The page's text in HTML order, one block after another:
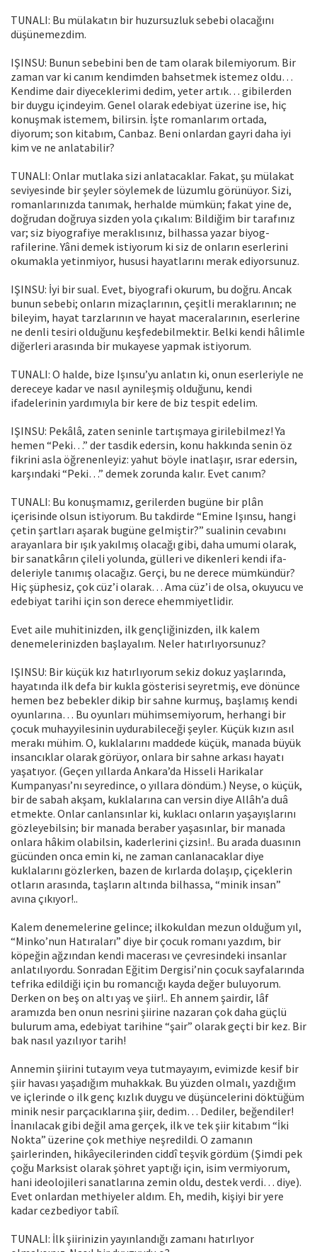
TUNALI: Bu mülakatın bir huzursuzluk sebebi olacağını
düşünemezdim.
IŞINSU: Bunun sebebini ben de tam olarak bilemiyorum. Bir
zaman var ki canım kendimden bahsetmek istemez oldu…
Kendime dair diyecek­lerimi dedim, yeter artık… gibilerden
bir duygu içindeyim. Genel olarak edebiyat üzerine ise, hiç
konuşmak istemem, bilirsin. İşte romanlarım orta­da,
diyorum; son kitabım, Canbaz. Beni onlardan gayri daha iyi
kim ve ne anlatabilir?
TUNALI: Onlar mutlaka sizi anlatacaklar. Fakat, şu mülakat
seviyesinde bir şeyler söylemek de lüzumlu görünüyor. Sizi,
romanlarınızda tanımak, herhalde mümkün; fakat yine de,
doğrudan doğruya sizden yola çıkalım: Bildiğim bir tarafınız
var; siz biyografiye meraklısınız, bilhassa yazar biyog­
rafilerine. Yâni demek istiyorum ki siz de onların eserlerini
okumakla yetin­miyor, hususi hayatlarını merak ediyorsunuz.
IŞINSU: İyi bir sual. Evet, biyografi okurum, bu doğru. Ancak
bunun sebebi; onların mizaçlarının, çeşitli meraklarının; ne
bileyim, hayat tarz­larının ve hayat maceralarının, eserlerine
ne denli tesiri olduğunu keşfedebilmektir. Belki kendi hâlimle
diğerleri arasında bir mukayese yapmak is­tiyorum.
TUNALI: O halde, bize Işınsu’yu anlatın ki, onun eserleriyle ne
derece­ye kadar ve nasıl aynileşmiş olduğunu, kendi
ifadelerinin yardımıyla bir kere de biz tespit edelim.
IŞINSU: Pekâlâ, zaten seninle tartışmaya girilebilmez! Ya
hemen “Peki…” der tasdik edersin, konu hakkında senin öz
fikrini asla öğrenenle­yiz: yahut böyle inatlaşır, ısrar edersin,
karşındaki “Peki…” demek zorunda kalır. Evet canım?
TUNALI: Bu konuşmamız, gerilerden bugüne bir plân
içerisinde olsun istiyorum. Bu takdirde “Emine Işınsu, hangi
çetin şartları aşarak bugüne gelmiştir?” sualinin cevabını
arayanlara bir ışık yakılmış olacağı gibi, daha umumi olarak,
bir sanatkârın çileli yolunda, gülleri ve dikenleri kendi ifa­
deleriyle tanımış olacağız. Gerçi, bu ne derece mümkündür?
Hiç şüphesiz, çok cüz’i olarak… Ama cüz’i de olsa, okuyucu ve
edebiyat tarihi için son derece ehemmiyetlidir.
Evet aile muhitinizden, ilk gençliğinizden, ilk kalem
denemelerinizden başlayalım. Neler hatırlıyorsunuz?
IŞINSU: Bir küçük kız hatırlıyorum sekiz dokuz yaşlarında,
hayatında ilk defa bir kukla gösterisi seyretmiş, eve dönünce
hemen bez bebekler di­kip bir sahne kurmuş, başlamış kendi
oyunlarına… Bu oyunları mühimsemiyorum, herhangi bir
çocuk muhayyilesinin uydurabileceği şeyler. Küçük kızın asıl
merakı mühim. O, kuklalarını maddede küçük, manada büyük
in­sancıklar olarak görüyor, onlara bir sahne arkası hayatı
yaşatıyor. (Geçen yıllarda Ankara’da Hisseli Harikalar
Kumpanyası’nı seyredince, o yıllara döndüm.) Neyse, o küçük,
bir de sabah akşam, kuklalarına can versin diye Allâh’a duâ
etmekte. Onlar canlansınlar ki, kuklacı onların yaşayışlarını
göz­leyebilsin; bir manada beraber yaşasınlar, bir manada
onlara hâkim olabilsin, kaderlerini çizsin!.. Bu arada duasının
gücünden onca emin ki, ne zaman canlanacaklar diye
kuklalarını gözlerken, bazen de kırlarda dolaşıp, çiçekle­rin
otların arasında, taşların altında bilhassa, “minik insan”
avına çıkıyor!..
Kalem denemelerine gelince; ilkokuldan mezun olduğum yıl,
“Minko’nun Hatıraları” diye bir çocuk romanı yazdım, bir
köpeğin ağzından kendi macerası ve çevresindeki insanlar
anlatılıyordu. Sonradan Eğitim Dergisi’nin çocuk sayfalarında
tefrika edildiği için bu romancığı kayda değer buluyorum.
Derken on beş on altı yaş ve şiir!.. Eh annem şairdir, lâf
aramızda ben onun nesrini şiirine nazaran çok daha güçlü
bulurum ama, edebiyat tarihine “şair” olarak geçti bir kez. Bir
bak nasıl yazılıyor tarih!
Annemin şiirini tutayım veya tutmayayım, evimizde kesif bir
şiir havası yaşadığım muhakkak. Bu yüzden olmalı, yazdığım
ve içlerinde o ilk genç kızlık duygu ve düşüncelerini döktüğüm
minik nesir parçacıklarına şiir, dedim… Dediler, beğendiler!
İnanılacak gibi değil ama gerçek, ilk ve tek şiir kitabım “İki
Nokta” üzerine çok methiye neşredildi. O zamanın
şairlerinden, hikâyecilerinden ciddî teşvik gördüm (Şimdi pek
çoğu Marksist olarak şöhret yaptığı için, isim vermiyo­rum,
hani ideolojileri sanatlarına zemin oldu, destek verdi… diye).
Evet onlardan methiyeler aldım. Eh, medih, kişiyi bir yere
kadar cezbediyor tabiî.
TUNALI: İlk şiirinizin yayınlandığı zamanı hatırlıyor